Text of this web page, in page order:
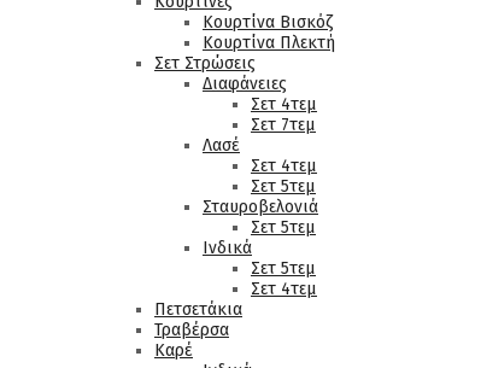
Κουρτίνα Βισκόζ
Κουρτίνα Πλεκτή
Σετ Στρώσεις
Διαφάνειες
Σετ 4τεμ
Σετ 7τεμ
Λασέ
Σετ 4τεμ
Σετ 5τεμ
Σταυροβελονιά
Σετ 5τεμ
Ινδικά
Σετ 5τεμ
Σετ 4τεμ
Πετσετάκια
Τραβέρσα
Καρέ